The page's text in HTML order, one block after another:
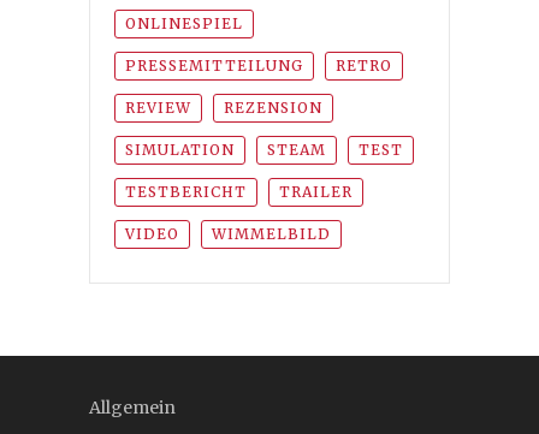
ONLINESPIEL
PRESSEMITTEILUNG RETRO
REVIEW REZENSION
SIMULATION STEAM TEST
TESTBERICHT TRAILER
VIDEO WIMMELBILD
Allgemein